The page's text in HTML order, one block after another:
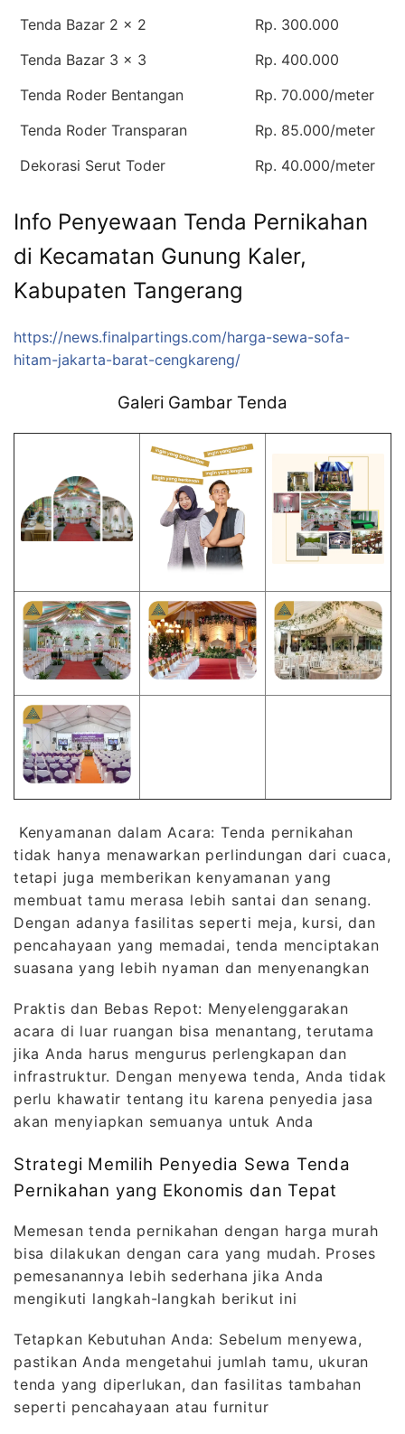
Tenda Bazar 2 x 2
Rp. 300.000
Tenda Bazar 3 x 3
Rp. 400.000
Tenda Roder Bentangan
Rp. 70.000/meter
Tenda Roder Transparan
Rp. 85.000/meter
Dekorasi Serut Toder
Rp. 40.000/meter
Info Penyewaan Tenda Pernikahan
di Kecamatan Gunung Kaler,
Kabupaten Tangerang
https://news.finalpartings.com/harga-sewa-sofa-
hitam-jakarta-barat-cengkareng/
Galeri Gambar Tenda
Kenyamanan dalam Acara: Tenda pernikahan
tidak hanya menawarkan perlindungan dari cuaca,
tetapi juga memberikan kenyamanan yang
membuat tamu merasa lebih santai dan senang.
Dengan adanya fasilitas seperti meja, kursi, dan
pencahayaan yang memadai, tenda menciptakan
suasana yang lebih nyaman dan menyenangkan
Praktis dan Bebas Repot: Menyelenggarakan
acara di luar ruangan bisa menantang, terutama
jika Anda harus mengurus perlengkapan dan
infrastruktur. Dengan menyewa tenda, Anda tidak
perlu khawatir tentang itu karena penyedia jasa
akan menyiapkan semuanya untuk Anda
Strategi Memilih Penyedia Sewa Tenda
Pernikahan yang Ekonomis dan Tepat
Memesan tenda pernikahan dengan harga murah
bisa dilakukan dengan cara yang mudah. Proses
pemesanannya lebih sederhana jika Anda
mengikuti langkah-langkah berikut ini
Tetapkan Kebutuhan Anda: Sebelum menyewa,
pastikan Anda mengetahui jumlah tamu, ukuran
tenda yang diperlukan, dan fasilitas tambahan
seperti pencahayaan atau furnitur